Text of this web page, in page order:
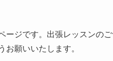
ジです。出張レッスンのご
願いいたします。